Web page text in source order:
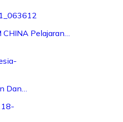
CHINA Pelajaran…
Dan…